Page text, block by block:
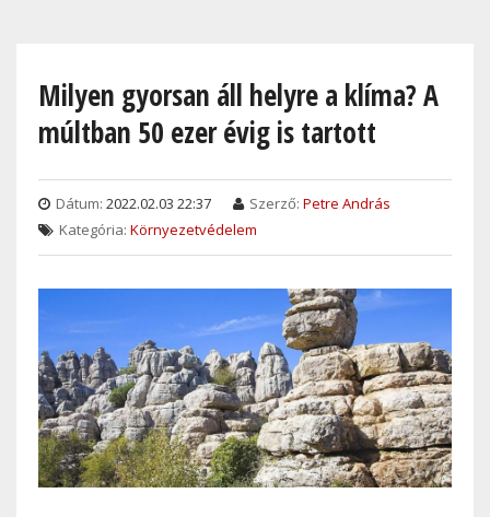
contentMilyen gyorsan áll helyre a klíma? A
múltban 50 ezer évig is tartott
Dátum: 2022.02.03 22:37 Szerző: Petre András
Kategória: Környezetvédelem